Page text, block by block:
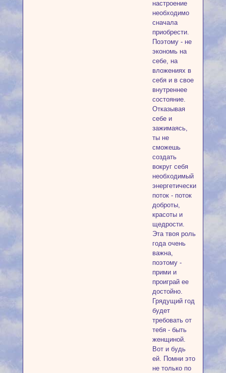
настроение
необходимо
сначала
приобрести.
Поэтому - не
экономь на
себе, на
вложениях в
себя и в свое
внутреннее
состояние.
Отказывая
себе и
зажимаясь,
ты не
сможешь
создать
вокруг себя
необходимый
энергетический
поток - поток
доброты,
красоты и
щедрости.
Эта твоя роль
года очень
важна,
поэтому -
прими и
проиграй ее
достойно.
Грядущий год
будет
требовать от
тебя - быть
женщиной.
Вот и будь
ей. Помни это
не только по